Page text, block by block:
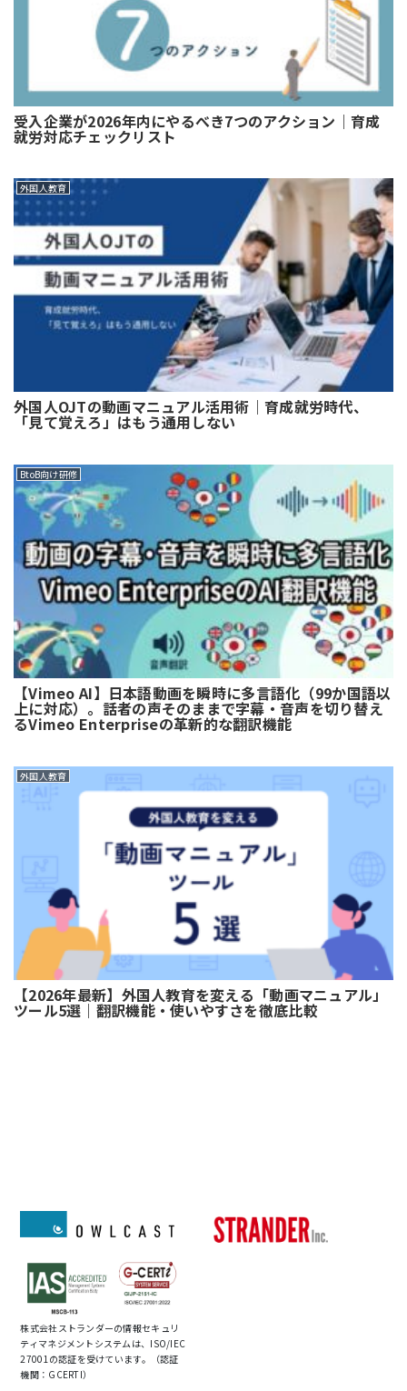
受入企業が2026年内にやるべき7つのアクション｜育成
就労対応チェックリスト
外国人教育
外国人OJTの動画マニュアル活用術｜育成就労時代、
「見て覚えろ」はもう通用しない
BtoB向け研修
【Vimeo AI】日本語動画を瞬時に多言語化（99か国語以
上に対応）。話者の声そのままで字幕・音声を切り替え
るVimeo Enterpriseの革新的な翻訳機能
外国人教育
【2026年最新】外国人教育を変える「動画マニュアル」
ツール5選｜翻訳機能・使いやすさを徹底比較
株式会社ストランダーの情報セキュリ
ティマネジメントシステムは、ISO/IEC
27001の認証を受けています。（認証
機関：GCERTI）